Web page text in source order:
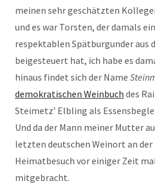
meinen sehr geschätzten
und es war Torsten, der damals
respektablen Spätburgunder aus
beigesteuert hat, ich habe es
hinaus findet sich der Name
demokratischen Weinbuch des
Steimetz’ Elbling als
Und da der Mann meiner Mutter
letzten deutschen Weinort an
Heimatbesuch vor einiger Zeit
mitgebracht.